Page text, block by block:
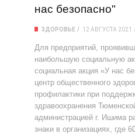
нас безопасно"
ЗДОРОВЬЕ 12 АВГУСТА 2021
Для предприятий,
наибольшую социальную
социальная акция «У нас
центр общественного
профилактики при
здравоохранения
администрацией г. Ишима
знаки в организациях, где